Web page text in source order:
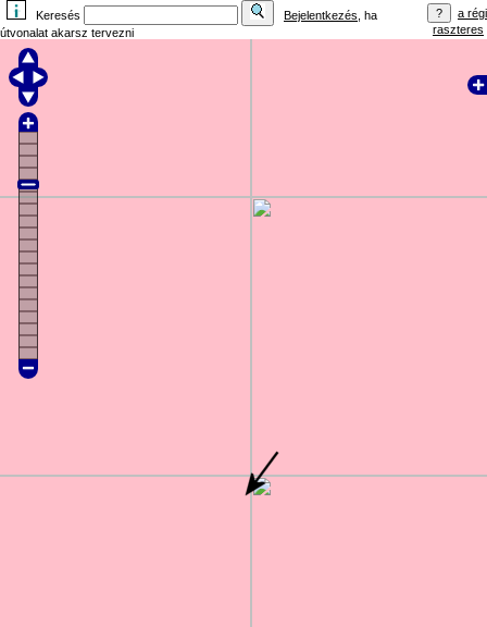
Keresés Bejelentkezés , ha
útvonalat akarsz tervezni
a régi
raszteres